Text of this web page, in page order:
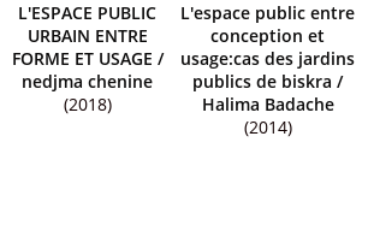
L'ESPACE PUBLIC
URBAIN ENTRE
FORME ET USAGE /
nedjma chenine
(2018)
L'espace public entre
conception et
usage:cas des jardins
publics de biskra /
Halima Badache
(2014)